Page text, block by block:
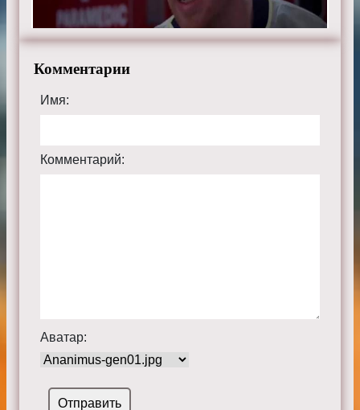
Комментарии
Имя:
Комментарий:
Аватар: